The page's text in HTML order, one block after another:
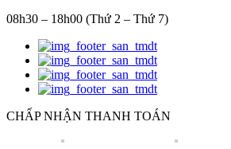
08h30 – 18h00 (Thứ 2 – Thứ 7)
CHẤP NHẬN THANH TOÁN